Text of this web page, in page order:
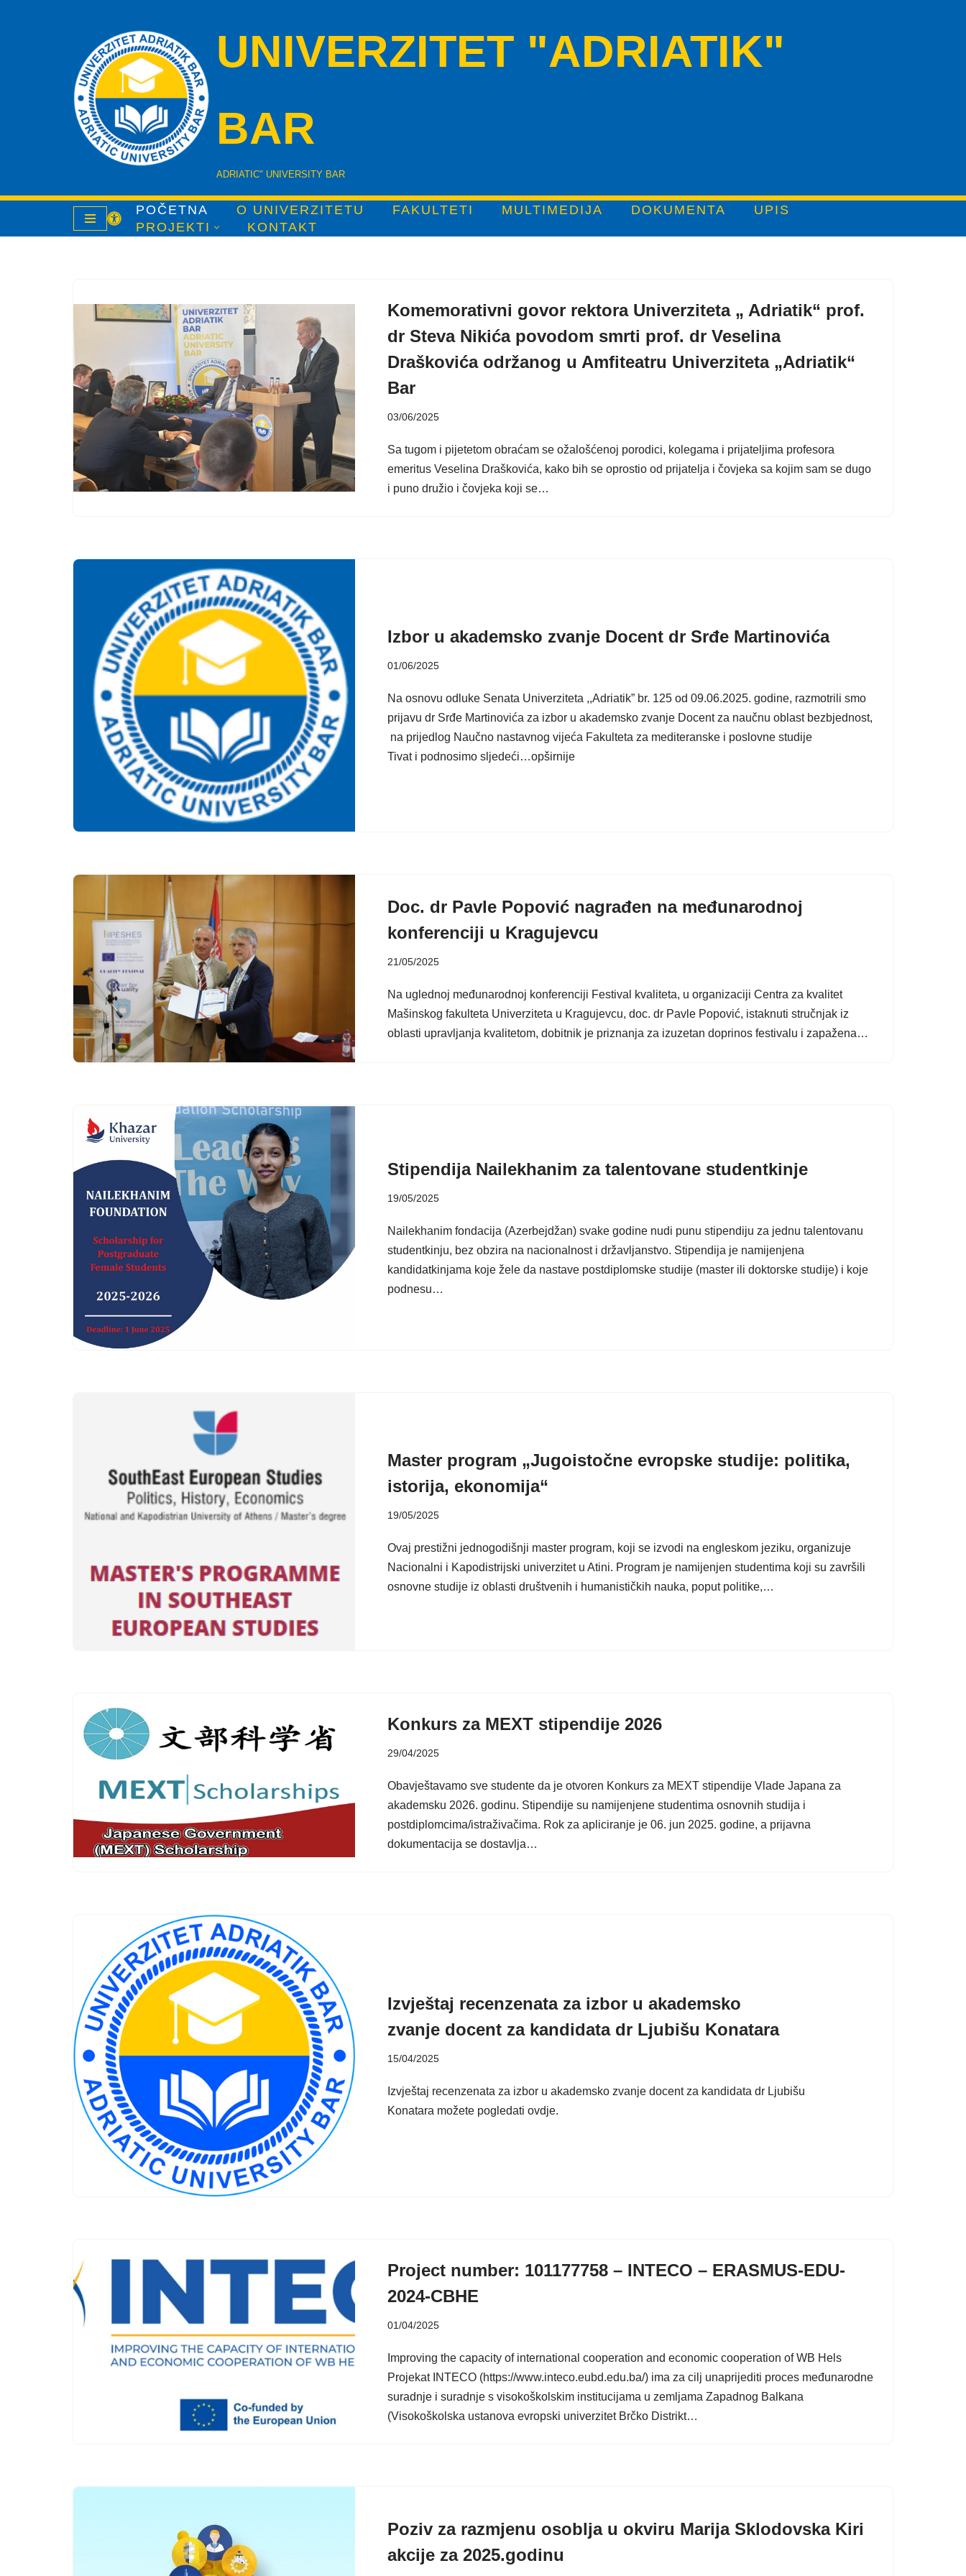
UNIVERZITET "ADRIATIK"
BAR
ADRIATIC" UNIVERSITY BAR
POČETNA O UNIVERZITETU FAKULTETI MULTIMEDIJA DOKUMENTA
UPIS
PROJEKTI
KONTAKT
Komemorativni govor rektora Univerziteta „ Adriatik“ prof.
dr Steva Nikića povodom smrti prof. dr Veselina
Draškovića održanog u Amfiteatru Univerziteta „Adriatik“
Bar
03/06/2025
Sa tugom i pijetetom obraćam se ožalošćenoj porodici, kolegama i prijateljima profesora
emeritus Veselina Draškovića, kako bih se oprostio od prijatelja i čovjeka sa kojim sam se dugo
i puno družio i čovjeka koji se…
Izbor u akademsko zvanje Docent dr Srđe Martinovića
01/06/2025
Na osnovu odluke Senata Univerziteta ,,Adriatik” br. 125 od 09.06.2025. godine, razmotrili smo
prijavu dr Srđe Martinovića za izbor u akademsko zvanje Docent za naučnu oblast bezbjednost,
na prijedlog Naučno nastavnog vijeća Fakulteta za mediteranske i poslovne studije
Tivat i podnosimo sljedeći…opširnije
Doc. dr Pavle Popović nagrađen na međunarodnoj
konferenciji u Kragujevcu
21/05/2025
Na uglednoj međunarodnoj konferenciji Festival kvaliteta, u organizaciji Centra za kvalitet
Mašinskog fakulteta Univerziteta u Kragujevcu, doc. dr Pavle Popović, istaknuti stručnjak iz
oblasti upravljanja kvalitetom, dobitnik je priznanja za izuzetan doprinos festivalu i zapažena…
Stipendija Nailekhanim za talentovane studentkinje
19/05/2025
Nailekhanim fondacija (Azerbejdžan) svake godine nudi punu stipendiju za jednu talentovanu
studentkinju, bez obzira na nacionalnost i državljanstvo. Stipendija je namijenjena
kandidatkinjama koje žele da nastave postdiplomske studije (master ili doktorske studije) i koje
podnesu…
Master program „Jugoistočne evropske studije: politika,
istorija, ekonomija“
19/05/2025
Ovaj prestižni jednogodišnji master program, koji se izvodi na engleskom jeziku, organizuje
Nacionalni i Kapodistrijski univerzitet u Atini. Program je namijenjen studentima koji su završili
osnovne studije iz oblasti društvenih i humanističkih nauka, poput politike,…
Konkurs za MEXT stipendije 2026
29/04/2025
Obavještavamo sve studente da je otvoren Konkurs za MEXT stipendije Vlade Japana za
akademsku 2026. godinu. Stipendije su namijenjene studentima osnovnih studija i
postdiplomcima/istraživačima. Rok za apliciranje je 06. jun 2025. godine, a prijavna
dokumentacija se dostavlja…
Izvještaj recenzenata za izbor u akademsko
zvanje docent za kandidata dr Ljubišu Konatara
15/04/2025
Izvještaj recenzenata za izbor u akademsko zvanje docent za kandidata dr Ljubišu
Konatara možete pogledati ovdje.
Project number: 101177758 – INTECO – ERASMUS-EDU-
2024-CBHE
01/04/2025
Improving the capacity of international cooperation and economic cooperation of WB Hels
Projekat INTECO (https://www.inteco.eubd.edu.ba/) ima za cilj unaprijediti proces međunarodne
suradnje i suradnje s visokoškolskim institucijama u zemljama Zapadnog Balkana
(Visokoškolska ustanova evropski univerzitet Brčko Distrikt…
Poziv za razmjenu osoblja u okviru Marija Sklodovska Kiri
akcije za 2025.godinu